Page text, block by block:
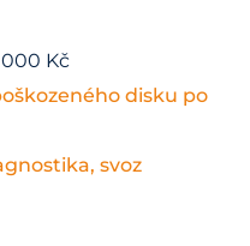
Kč
disku po
svoz